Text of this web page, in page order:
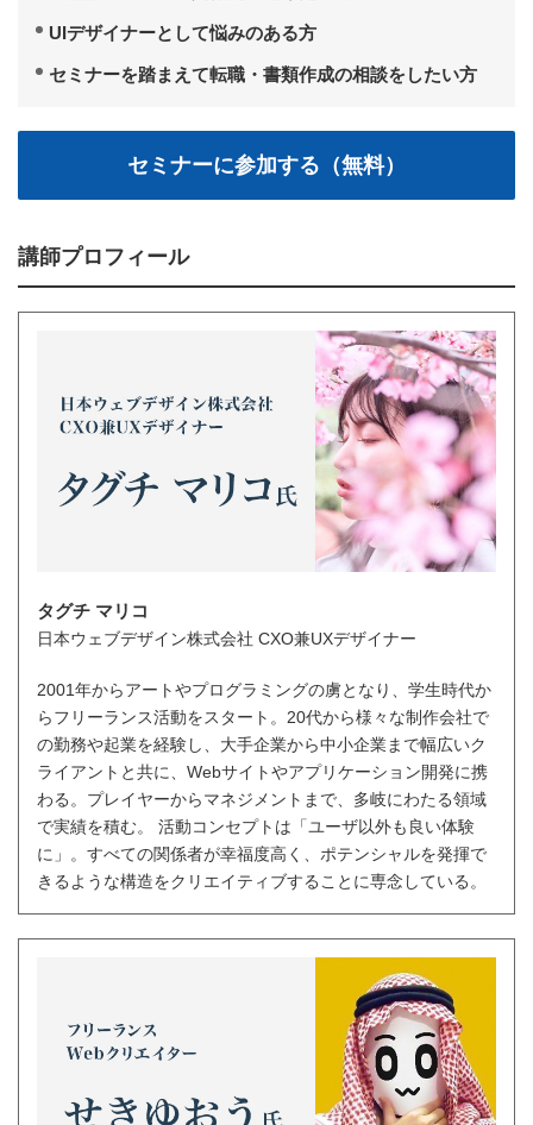
UIデザイナーとして悩みのある方
セミナーを踏まえて転職・書類作成の相談をしたい方
講師プロフィール
タグチ マリコ
日本ウェブデザイン株式会社 CXO兼UXデザイナー
2001年からアートやプログラミングの虜となり、学生時代か
らフリーランス活動をスタート。20代から様々な制作会社で
の勤務や起業を経験し、大手企業から中小企業まで幅広いク
ライアントと共に、Webサイトやアプリケーション開発に携
わる。プレイヤーからマネジメントまで、多岐にわたる領域
で実績を積む。 活動コンセプトは「ユーザ以外も良い体験
に」。すべての関係者が幸福度高く、ポテンシャルを発揮で
きるような構造をクリエイティブすることに専念している。